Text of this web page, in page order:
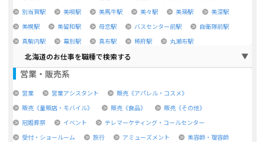
別当賀駅
美唄駅 美馬牛駅 美々駅 美瑛駅
美深駅
美幌駅
美留和駅 母恋駅 バスセンター前駅
自衛隊前駅
真駒内駅
幕別駅 真布駅 稀府駅 丸瀬布駅
北海道のお仕事を職種で検索する
営業・販売系
営業 営業アシスタント
販売《アパレル・コスメ》
販売《量販店・モバイル》
販売《食品》
販売《その他》
冠婚葬祭
イベント
テレマーケティング・コールセンター
受付・ショールーム
旅行 アミューズメント 美容師・理容師